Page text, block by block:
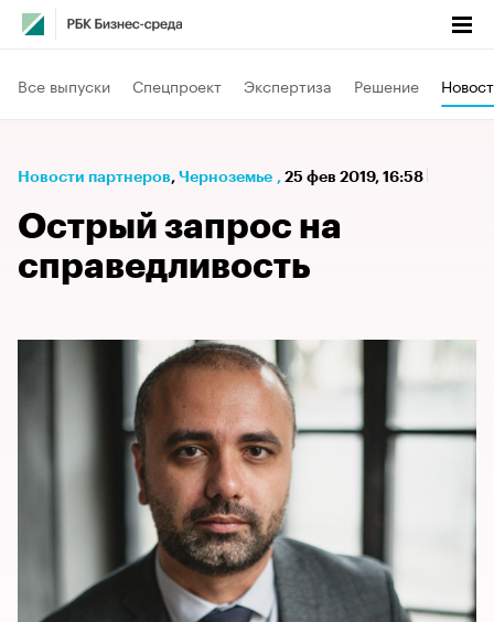
Все выпуски Спецпроект Экспертиза Решение
Новости партнеров⁠, Черноземье , 25 фев 2019, 16:58
Острый запрос на
справедливость